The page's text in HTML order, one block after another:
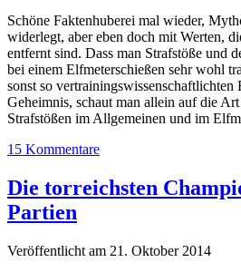
Schöne Faktenhuberei mal wieder,
widerlegt, aber eben doch mit Werten,
entfernt sind. Dass man Strafstöße und
bei einem Elfmeterschießen sehr wohl
sonst so
Geheimnis, schaut man allein auf die
Strafstößen im Allgemeinen und im
15 Kommentare
Die torreichsten
Partien
Veröffentlicht am 21. Oktober 2014